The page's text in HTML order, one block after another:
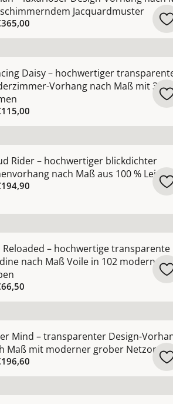
Jacquardmuster
Daisy – hochwertiger
Vorhang nach Maß mit 3D-
Rider – hochwertiger blickdichter
nach Maß aus 100 % Leinen
Reloaded – hochwertige transparente
nach Maß Voile in 102 modernen
Mind – transparenter Design-
Maß mit moderner grober Netzoptik